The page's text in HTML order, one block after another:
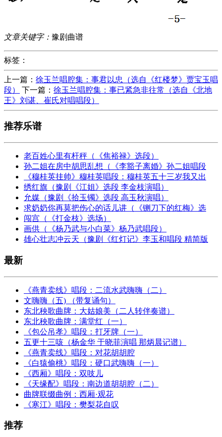
文章关键字： 豫剧曲谱
标签：
上一篇： 徐玉兰唱腔集：事君以忠（选自《红楼梦》贾宝玉唱
段）
下一篇： 徐玉兰唱腔集：事已紧急非往常（选自《北地
王》刘谌、崔氏对唱唱段）
推荐乐谱
老百姓心里有杆秤（《焦裕禄》选段）
孙二姐在房中胡思乱想（《李豁子离婚》孙二姐唱段
《穆桂英挂帅》穆桂英唱段：穆桂英五十三岁我又出
绣红旗（豫剧《江姐》选段 李金枝演唱）
允媒（豫剧《拾玉镯》选段 高玉秋演唱）
求奶奶你再莫把伤心的话儿讲（《铡刀下的红梅》选
闯宫（《打金枝》选场）
画供（《杨乃武与小白菜》杨乃武唱段）
雄心壮志冲云天（豫剧《红灯记》李玉和唱段 精简版
最新
《燕青卖线》唱段：二流水武嗨嗨（二）
文嗨嗨（五) （带复诵句）
东北秧歌曲牌：大姑娘美（二人转伴奏谱）
东北秧歌曲牌：满堂红（一）
《包公吊孝》唱段：打牙牌（一）
五更十三咳（杨金华 于晓菲演唱 那炳晨记谱）
《燕青卖线》唱段：对花胡胡腔
《白猿偷桃》唱段：硬口武嗨嗨（一）
《西厢》唱段：双吱儿
《天缘配》唱段：南边道胡胡腔（二）
曲牌联缀曲例：西厢·观花
《寒江》唱段：樊梨花自叹
推荐